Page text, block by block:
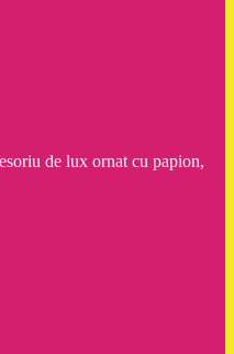
de lux ornat cu papion,